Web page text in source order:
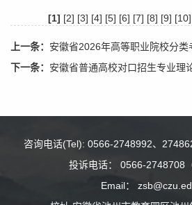
[1] [2] [3] [4] [5] [6] [7] [8] [9] [10]
上一条： 安徽省2026年高等职业院校分类考试
下一条： 安徽省普通高校对口招生专业理论和技
咨询电话(Tel): 0566-2748992、
投诉电话： 0566-2748708
Email：